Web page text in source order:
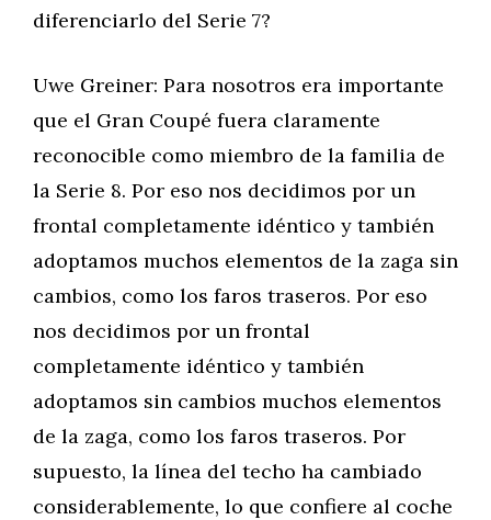
diferenciarlo del Serie 7?
Uwe Greiner: Para nosotros era importante
que el Gran Coupé fuera claramente
reconocible como miembro de la familia de
la Serie 8. Por eso nos decidimos por un
frontal completamente idéntico y también
adoptamos muchos elementos de la zaga sin
cambios, como los faros traseros. Por eso
nos decidimos por un frontal
completamente idéntico y también
adoptamos sin cambios muchos elementos
de la zaga, como los faros traseros. Por
supuesto, la línea del techo ha cambiado
considerablemente, lo que confiere al coche